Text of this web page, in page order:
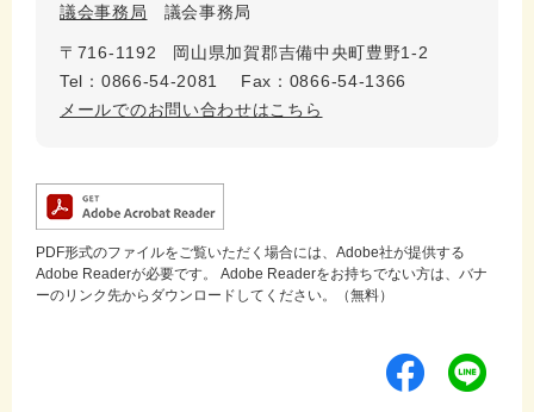
議会事務局 議会事務局
〒716-1192
岡山県加賀郡吉備中央町豊野1-2
Tel：0866-54-2081
Fax：0866-54-1366
メールでのお問い合わせはこちら
PDF形式のファイルをご覧いただく場合には、Adobe社が提供する
Adobe Readerが必要です。
Adobe Readerをお持ちでない方は、バナ
ーのリンク先からダウンロードしてください。（無料）